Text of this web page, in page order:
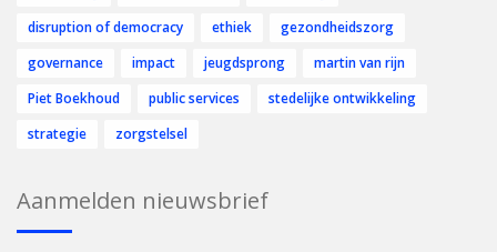
disruption of democracy
ethiek
gezondheidszorg
governance
impact jeugdsprong
martin van rijn
Piet Boekhoud
public services
stedelijke ontwikkeling
strategie
zorgstelsel
Aanmelden nieuwsbrief